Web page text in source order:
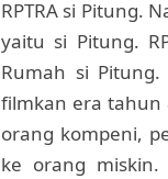
RPTRA si Pitung.
yaitu si Pitung.
Rumah si
filmkan era tahun
orang kompeni,
ke orang